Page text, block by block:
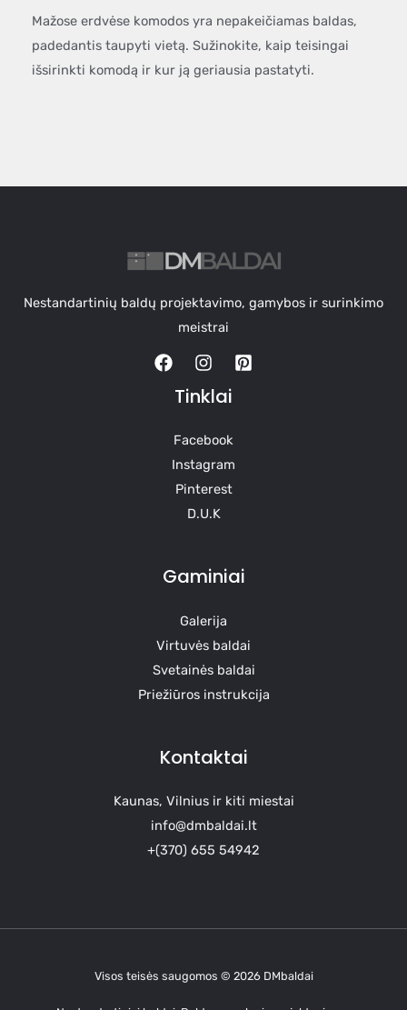
Mažose erdvėse komodos yra nepakeičiamas baldas,
padedantis taupyti vietą. Sužinokite, kaip teisingai
išsirinkti komodą ir kur ją geriausia pastatyti.
Nestandartinių baldų projektavimo, gamybos ir surinkimo
meistrai
Tinklai
Facebook
Instagram
Pinterest
D.U.K
Gaminiai
Galerija
Virtuvės baldai
Svetainės baldai
Priežiūros instrukcija
Kontaktai
Kaunas, Vilnius ir kiti miestai
info@dmbaldai.lt
+(370) 655 54942
Visos teisės saugomos © 2026 DMbaldai